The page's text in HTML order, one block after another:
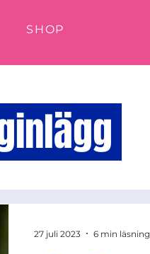
SHOP
27 juli 2023 6 min läsning